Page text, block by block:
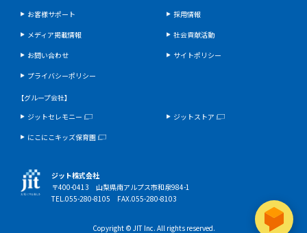
お客様サポート
採用情報
メディア掲載情報
社会貢献活動
お問い合わせ
サイトポリシー
プライバシーポリシー
【グループ会社】
ジットセレモニー
ジットストア
にこにこキッズ保育園
ジット株式会社
〒400-0413 山梨県南アルプス市和泉984-1
TEL.055-280-8105 FAX.055-280-8103
Copyright © JIT Inc. All rights reserved.